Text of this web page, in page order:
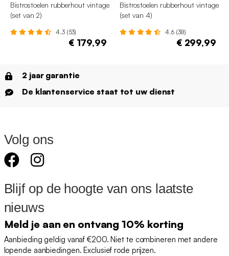
Bistrostoelen rubberhout vintage
(set van 2)
4.3 (53)
€ 179,99
Bistrostoelen rubberhout vintage
(set van 4)
4.6 (38)
€ 299,99
2 jaar garantie
De klantenservice staat tot uw dienst
Volg ons
Blijf op de hoogte van ons laatste
nieuws
Meld je aan en ontvang 10% korting
Aanbieding geldig vanaf €200. Niet te combineren met andere
lopende aanbiedingen. Exclusief rode prijzen.